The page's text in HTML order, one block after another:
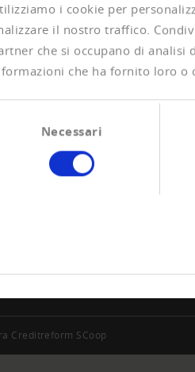
i cookie per
il nostro traffico.
che si occupano di
che ha fornito loro o
Necessari
Segnala
Creditreform SCoop